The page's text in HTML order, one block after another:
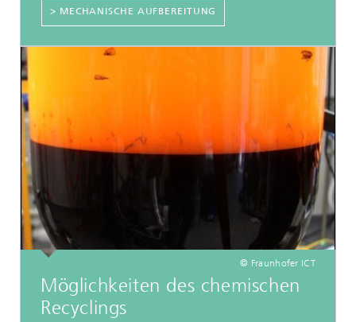
> MECHANISCHE AUFBEREITUNG
© Fraunhofer ICT
Möglichkeiten des chemischen
Recyclings